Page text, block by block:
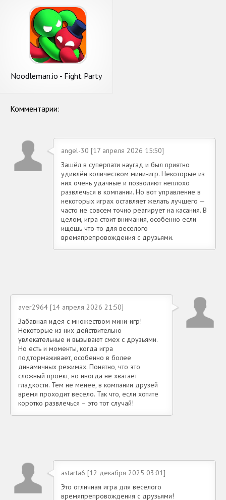
Noodleman.io - Fight Party
Комментарии:
angel-30 [17 апреля 2026 15:50]
Зашёл в суперпати наугад и был приятно
удивлён количеством мини-игр. Некоторые из
них очень удачные и позволяют неплохо
развлечься в компании. Но вот управление в
некоторых играх оставляет желать лучшего —
часто не совсем точно реагирует на касания. В
целом, игра стоит внимания, особенно если
ищешь что-то для весёлого
времяпрепровождения с друзьями.
aver2964 [14 апреля 2026 21:50]
Забавная идея с множеством мини-игр!
Некоторые из них действительно
увлекательные и вызывают смех с друзьями.
Но есть и моменты, когда игра
подтормаживает, особенно в более
динамичных режимах. Понятно, что это
сложный проект, но иногда не хватает
гладкости. Тем не менее, в компании друзей
время проходит весело. Так что, если хотите
коротко развлечься – это тот случай!
astarta6 [12 декабря 2025 03:01]
Это отличная игра для веселого
времяпрепровождения с друзьями!